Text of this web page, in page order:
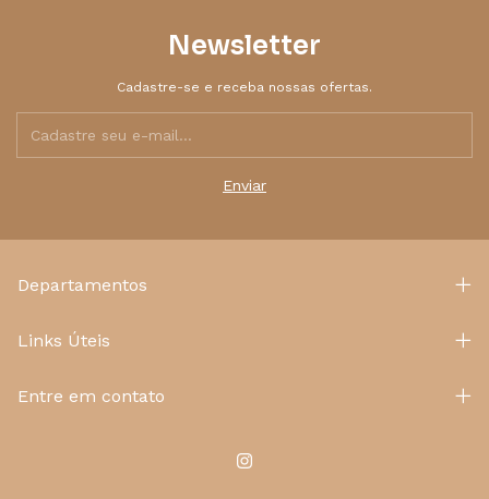
Newsletter
Cadastre-se e receba nossas ofertas.
Departamentos
Links Úteis
Entre em contato